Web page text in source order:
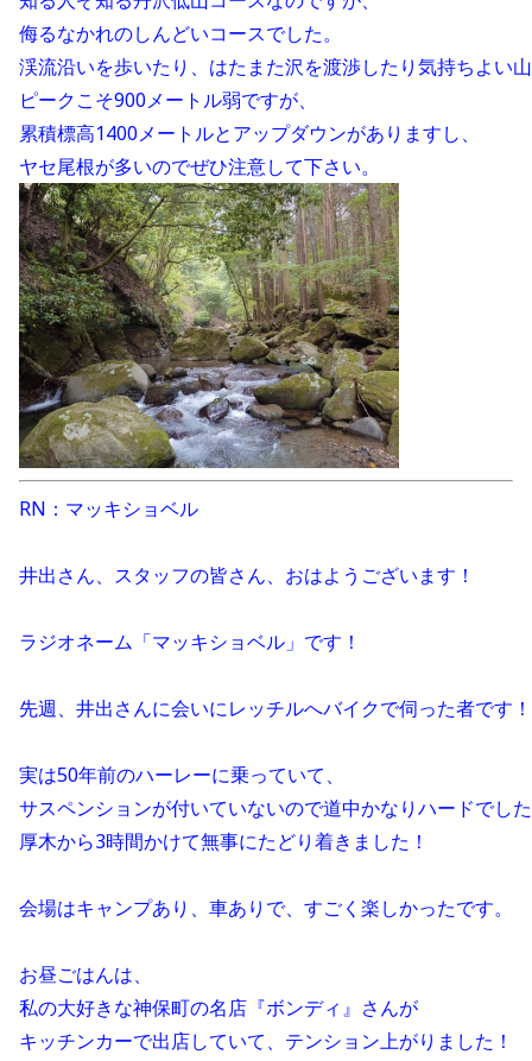
侮るなかれのしんどいコースでした。
渓流沿いを歩いたり、はたまた沢を渡渉したり気持ちよい
ピークこそ900メートル弱ですが、
累積標高1400メートルとアップダウンがありますし、
ヤセ尾根が多いのでぜひ注意して下さい。
RN：マッキショベル
井出さん、スタッフの皆さん、おはようございます！
ラジオネーム「マッキショベル」です！
先週、井出さんに会いにレッチルへバイクで伺った者です！
実は50年前のハーレーに乗っていて、
サスペンションが付いていないので道中かなりハードでし
厚木から3時間かけて無事にたどり着きました！
会場はキャンプあり、車ありで、すごく楽しかったです。
お昼ごはんは、
私の大好きな神保町の名店『ボンディ』さんが
キッチンカーで出店していて、テンション上がりました！